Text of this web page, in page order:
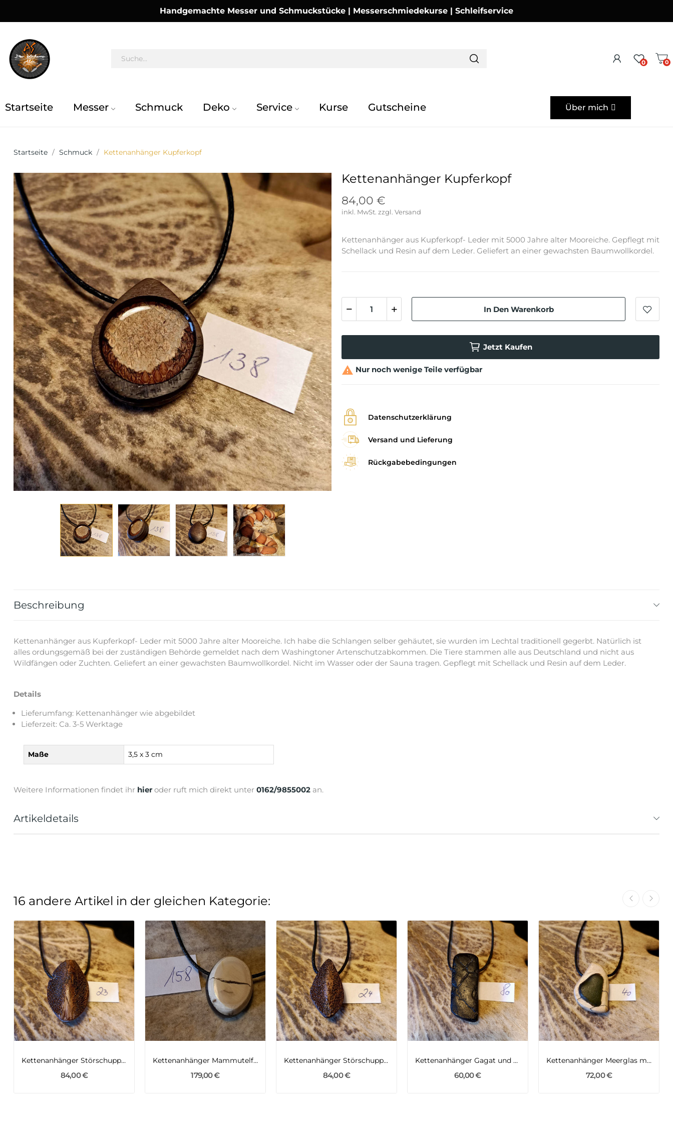
Handgemachte Messer und Schmuckstücke | Messerschmiedekurse | Schleifservice
0 0
Startseite Messer Schmuck Deko Service Kurse Gutscheine Über mich
Startseite Schmuck Kettenanhänger Kupferkopf
Kettenanhänger Kupferkopf
84,00 €
inkl. MwSt.
Kettenanhänger aus Kupferkopf- Leder mit 5000 Jahre alter Mooreiche. Gepflegt mit
Schellack und Resin auf dem Leder. Geliefert an einer gewachsten Baumwollkordel.
In Den Warenkorb
Jetzt Kaufen
 Nur noch wenige Teile verfügbar
Datenschutzerklärung
Versand und Lieferung
Rückgabebedingungen
Beschreibung
Kettenanhänger aus Kupferkopf- Leder mit 5000 Jahre alter Mooreiche. Ich habe die Schlangen selber gehäutet, sie wurden im Lechtal traditionell gegerbt. Natürlich ist
alles ordungsgemäß bei der zuständigen Behörde gemeldet nach dem Washingtoner Artenschutzabkommen. Die Tiere stammen alle aus Deutschland und nicht aus
Wildfängen oder Zuchten. Geliefert an einer gewachsten Baumwollkordel. Nicht im Wasser oder der Sauna tragen. Gepflegt mit Schellack und Resin auf dem Leder.
Details
Lieferumfang: Kettenanhänger wie abgebildet
Lieferzeit: Ca. 3-5 Werktage
Maße 3,5 x 3 cm
Weitere Informationen findet ihr hier oder ruft mich direkt unter 0162/9855002 an.
Artikeldetails
16 andere Artikel in der gleichen Kategorie:
Kettenanhänger Störschuppe mit Thuja
84,00 €
Kettenanhänger Mammutelfenbein mit fossiler Eiche
179,00 €
Kettenanhänger Störschuppe mit Thuja
84,00 €
Kettenanhänger Gagat und Riegelahorn
60,00 €
Kettenanhänger Meerglas mit Feldahorn
72,00 €